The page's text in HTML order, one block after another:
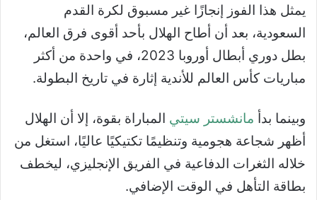
يمثل هذا الفوز إنجازًا غير مسبوق لكرة القدم
السعودية، بعد أن أطاح الهلال بأحد أقوى فرق العالم،
بطل دوري أبطال أوروبا 2023، في واحدة من أكثر
مباريات كأس العالم للأندية إثارة في تاريخ البطولة.
وبينما بدأ مانشستر سيتي المباراة بقوة، إلا أن الهلال
أظهر شجاعة هجومية وتنظيمًا تكتيكيًا عاليًا، استغل من
خلاله الثغرات الدفاعية في الفريق الإنجليزي، ليخطف
بطاقة التأهل في الوقت الإضافي.